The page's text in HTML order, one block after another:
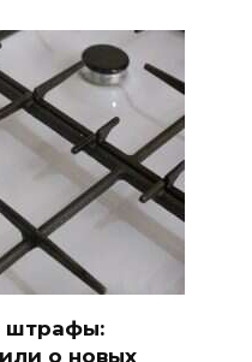
штрафы:
о новых